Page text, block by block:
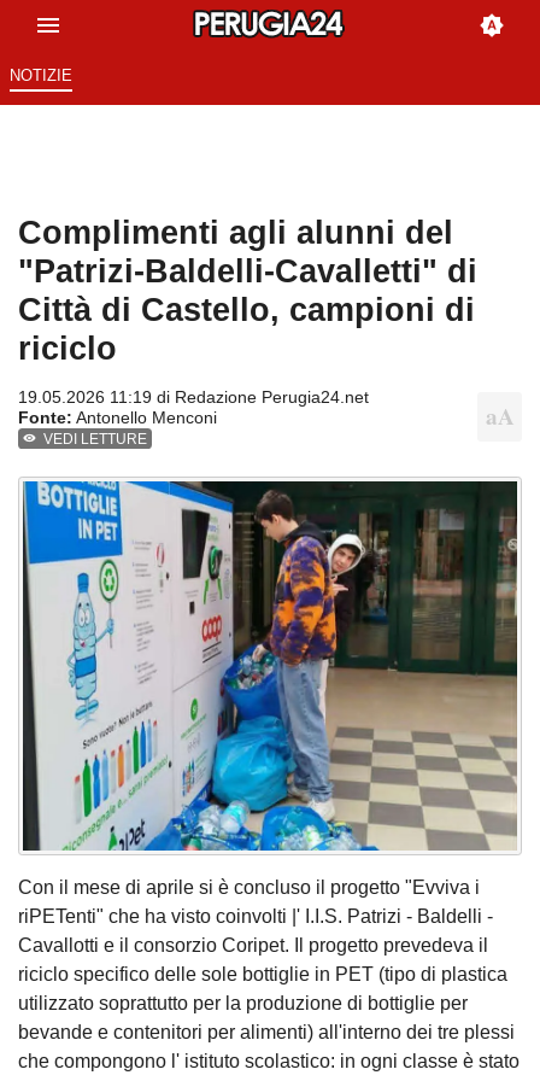
NOTIZIE
Complimenti agli alunni del
"Patrizi-Baldelli-Cavalletti" di
Città di Castello, campioni di
riciclo
19.05.2026 11:19 di Redazione Perugia24.net
Fonte: Antonello Menconi
VEDI LETTURE
Con il mese di aprile si è concluso il progetto "Evviva i
riPETenti" che ha visto coinvolti |' I.I.S. Patrizi - Baldelli -
Cavallotti e il consorzio Coripet. Il progetto prevedeva il
riciclo specifico delle sole bottiglie in PET (tipo di plastica
utilizzato soprattutto per la produzione di bottiglie per
bevande e contenitori per alimenti) all'interno dei tre plessi
che compongono l' istituto scolastico: in ogni classe è stato